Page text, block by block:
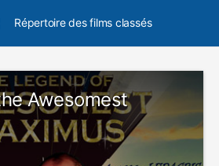
Répertoire des films classés
Awesomest